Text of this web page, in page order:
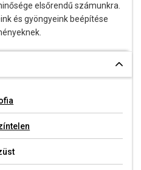
elsőrendű számunkra.
és gyöngyeink beépítése